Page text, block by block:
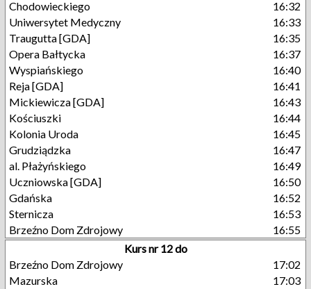
Chodowieckiego
16:32
Uniwersytet Medyczny
16:33
Traugutta [GDA]
16:35
Opera Bałtycka
16:37
Wyspiańskiego
16:40
Reja [GDA]
16:41
Mickiewicza [GDA]
16:43
Kościuszki
16:44
Kolonia Uroda
16:45
Grudziądzka
16:47
al. Płażyńskiego
16:49
Uczniowska [GDA]
16:50
Gdańska
16:52
Sternicza
16:53
Brzeźno Dom Zdrojowy
16:55
Kurs nr 12 do
Brzeźno Dom Zdrojowy
17:02
Mazurska
17:03